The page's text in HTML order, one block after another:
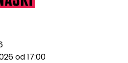
od 17:00